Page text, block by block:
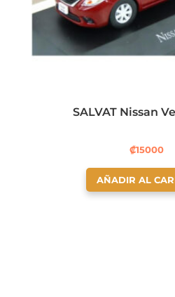
SALVAT Nissan
₡15000
AÑADIR AL